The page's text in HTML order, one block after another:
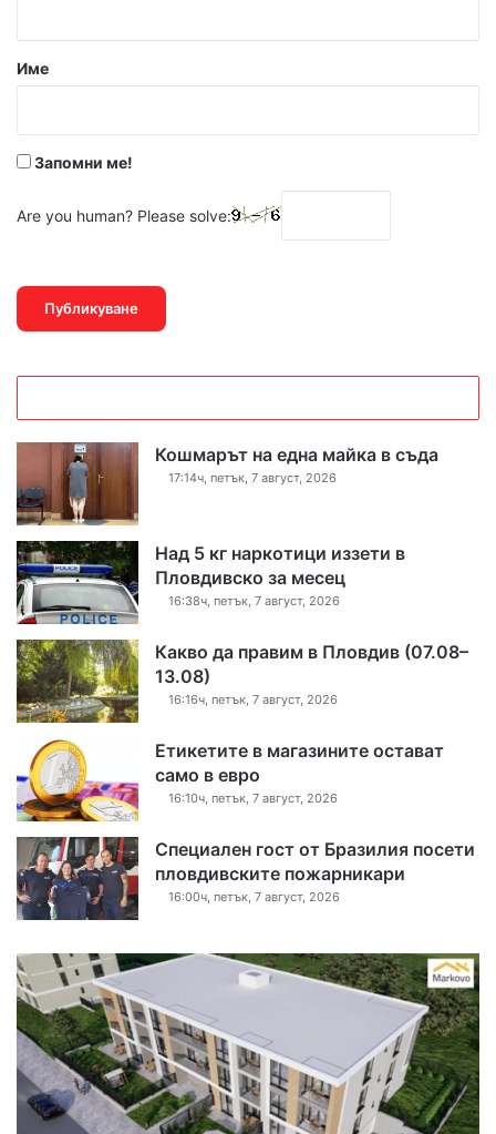
р
Име
Запомни ме!
Are you human? Please solve:
Кошмарът на една майка в съда
17:14ч, петък, 7 август, 2026
Над 5 кг наркотици иззети в
Пловдивско за месец
16:38ч, петък, 7 август, 2026
Какво да правим в Пловдив (07.08–
13.08)
16:16ч, петък, 7 август, 2026
Етикетите в магазините остават
само в евро
16:10ч, петък, 7 август, 2026
Специален гост от Бразилия посети
пловдивските пожарникари
16:00ч, петък, 7 август, 2026